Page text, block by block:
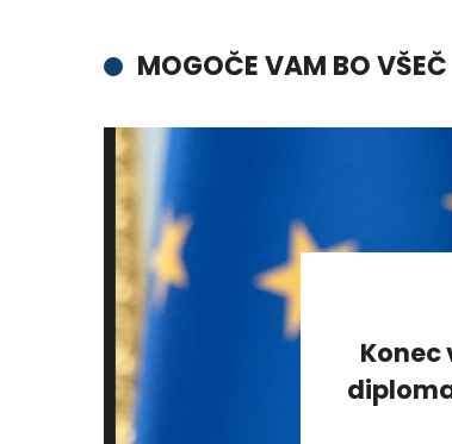
MOGOČE VAM BO VŠEČ
Konec